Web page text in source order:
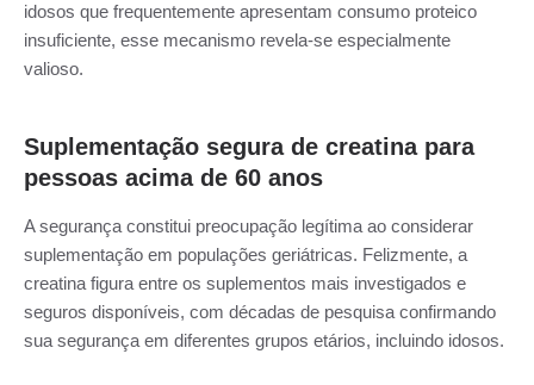
idosos que frequentemente apresentam consumo proteico
insuficiente, esse mecanismo revela-se especialmente
valioso.
Suplementação segura de creatina para
pessoas acima de 60 anos
A segurança constitui preocupação legítima ao considerar
suplementação em populações geriátricas. Felizmente, a
creatina figura entre os suplementos mais investigados e
seguros disponíveis, com décadas de pesquisa confirmando
sua segurança em diferentes grupos etários, incluindo idosos.